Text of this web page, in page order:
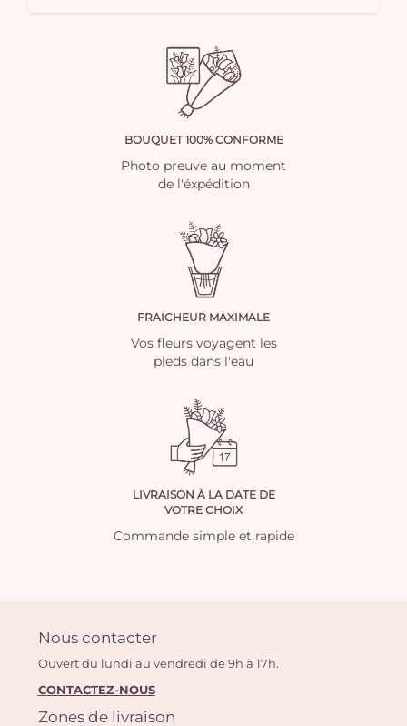
BOUQUET 100% CONFORME
Photo preuve au moment
de l'éxpédition
FRAICHEUR MAXIMALE
Vos fleurs voyagent les
pieds dans l'eau
LIVRAISON À LA DATE DE
VOTRE CHOIX
Commande simple et rapide
Nous contacter
Ouvert du lundi au vendredi de 9h à 17h.
CONTACTEZ-NOUS
Zones de livraison